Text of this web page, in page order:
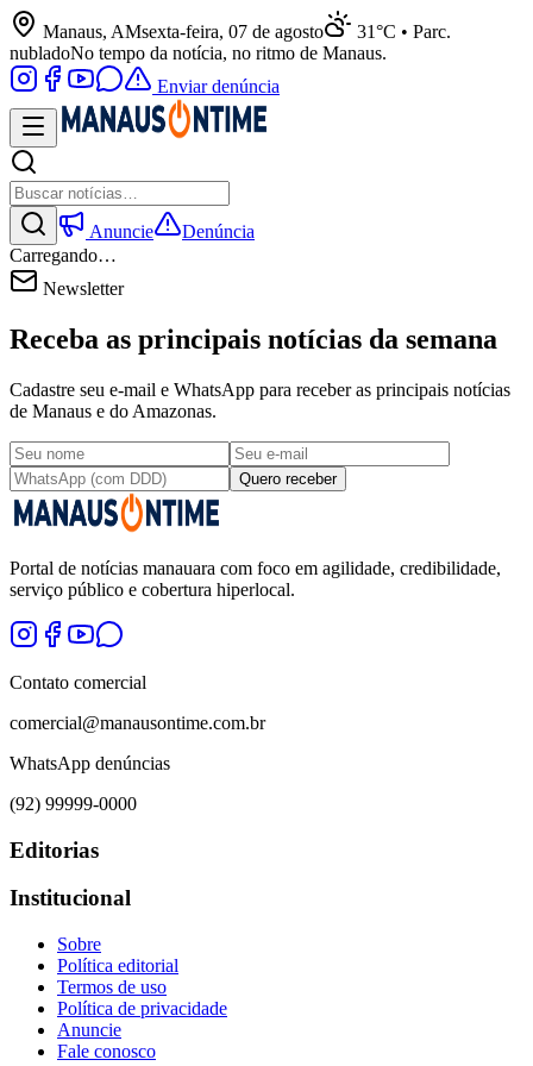
Manaus, AMsexta-feira, 07 de agosto
31°C • Parc.
nubladoNo tempo da notícia, no ritmo de Manaus.
Enviar denúncia
Anuncie
Denúncia
Carregando…
Newsletter
Receba as principais notícias da semana
Cadastre seu e-mail e WhatsApp para receber as principais notícias
de Manaus e do Amazonas.
Quero receber
Portal de notícias manauara com foco em agilidade, credibilidade,
serviço público e cobertura hiperlocal.
Contato comercial
comercial@manausontime.com.br
WhatsApp denúncias
(92) 99999-0000
Editorias
Institucional
Sobre
Política editorial
Termos de uso
Política de privacidade
Anuncie
Fale conosco